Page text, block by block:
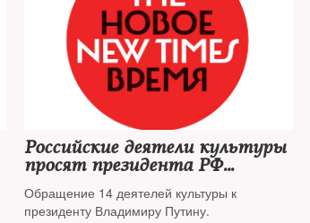
Российские деятели культуры
просят президента РФ
помиловать Олега Сенцова
Обращение 14 деятелей культуры к
президенту Владимиру Путину.